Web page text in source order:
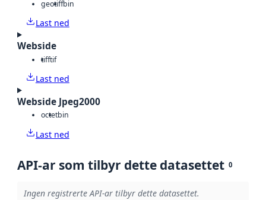
geotiffbin
Last ned
Webside
tifftif
Last ned
Webside Jpeg2000
octetbin
Last ned
API-ar som tilbyr dette datasettet 0
Ingen registrerte API-ar tilbyr dette datasettet.